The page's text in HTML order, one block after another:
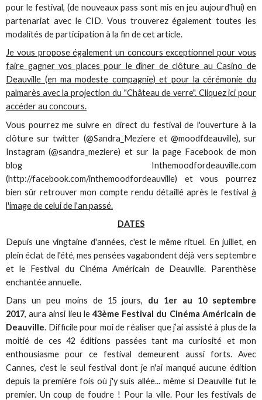
pour le festival, (de nouveaux pass sont mis en jeu aujourd'hui) en
partenariat avec le CID. Vous trouverez également toutes les
modalités de participation à la fin de cet article.
Je vous propose également un concours exceptionnel pour vous
faire gagner vos places pour le dîner de clôture au Casino de
Deauville (en ma modeste compagnie) et pour la cérémonie du
palmarès avec la projection du "Château de verre". Cliquez ici pour
accéder au concours.
Vous pourrez me suivre en direct du festival de l'ouverture à la
clôture sur twitter (@Sandra_Meziere et @moodfdeauville), sur
Instagram (@sandra_meziere) et sur la page Facebook de mon
blog Inthemoodfordeauville.com
(http://facebook.com/inthemoodfordeauville) et vous pourrez
bien sûr retrouver mon compte rendu détaillé après le festival à
l'image de celui de l'an passé.
DATES
Depuis une vingtaine d'années, c'est le même rituel. En juillet, en
plein éclat de l'été, mes pensées vagabondent déjà vers septembre
et le Festival du Cinéma Américain de Deauville. Parenthèse
enchantée annuelle.
Dans un peu moins de 15 jours, du 1er au 10 septembre
2017, aura ainsi lieu le 43ème Festival du Cinéma Américain de
Deauville. Difficile pour moi de réaliser que j’ai assisté à plus de la
moitié de ces 42 éditions passées tant ma curiosité et mon
enthousiasme pour ce festival demeurent aussi forts. Avec
Cannes, c'est le seul festival dont je n'ai manqué aucune édition
depuis la première fois où j'y suis allée... même si Deauville fut le
premier. Un coup de foudre ! Pour la ville. Pour les festivals de